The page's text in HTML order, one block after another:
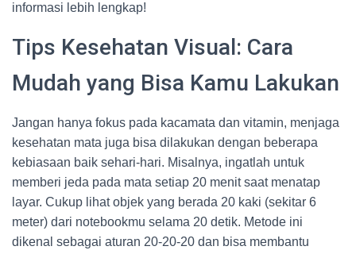
informasi lebih lengkap!
Tips Kesehatan Visual: Cara
Mudah yang Bisa Kamu Lakukan
Jangan hanya fokus pada kacamata dan vitamin, menjaga
kesehatan mata juga bisa dilakukan dengan beberapa
kebiasaan baik sehari-hari. Misalnya, ingatlah untuk
memberi jeda pada mata setiap 20 menit saat menatap
layar. Cukup lihat objek yang berada 20 kaki (sekitar 6
meter) dari notebookmu selama 20 detik. Metode ini
dikenal sebagai aturan 20-20-20 dan bisa membantu